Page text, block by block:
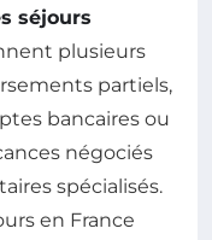
séjours
plusieurs
partiels,
bancaires ou
négociés
spécialisés.
en France